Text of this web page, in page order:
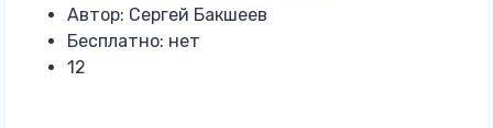
Автор: Сергей Бакшеев
Бесплатно: нет
12